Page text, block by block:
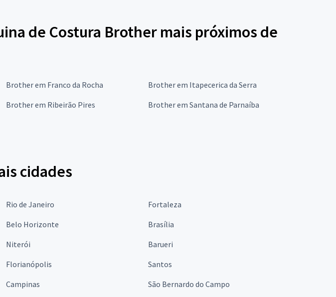
de Costura Brother mais próximos de
Brother em Franco da Rocha
Brother em Itapecerica da Serra
Brother em Ribeirão Pires
Brother em Santana de Parnaíba
cidades
Rio de Janeiro
Fortaleza
Belo Horizonte
Brasília
Niterói
Barueri
Florianópolis
Santos
Campinas
São Bernardo do Campo